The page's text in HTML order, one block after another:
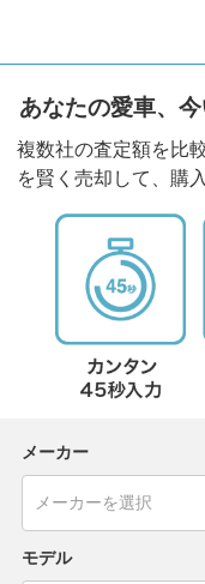
あなたの愛車、今
複数社の査定額を比
を賢く売却して、購
メーカー
モデル